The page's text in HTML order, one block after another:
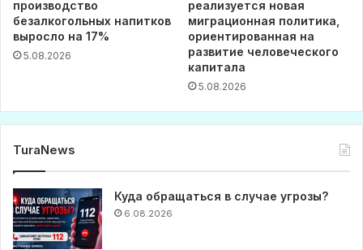
производство
безалкогольных напитков
выросло на 17%
5.08.2026
реализуется новая
миграционная политика,
ориентированная на
развитие человеческого
капитала
5.08.2026
TuraNews
Куда обращаться в случае угрозы?
6.08.2026